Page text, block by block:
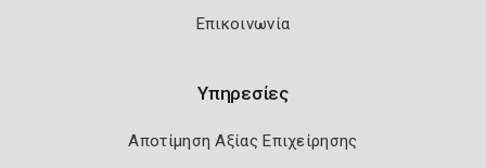
Επικοινωνία
Υπηρεσίες
Αποτίμηση Αξίας Επιχείρησης